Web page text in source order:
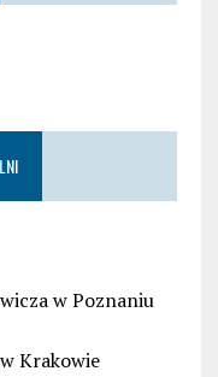
w Poznaniu
Krakowie